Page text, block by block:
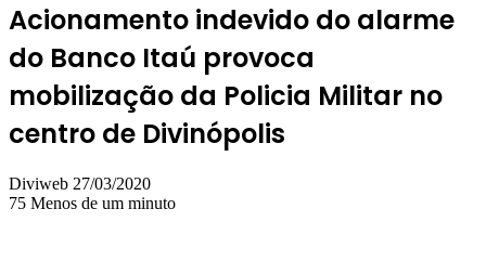
Acionamento indevido do alarme
do Banco Itaú provoca
mobilização da Policia Militar no
centro de Divinópolis
Diviweb Mande
um
27/03/2020
75 Menos de um minuto